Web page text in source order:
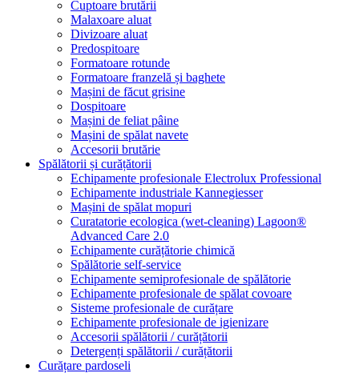
Cuptoare brutării
Malaxoare aluat
Divizoare aluat
Predospitoare
Formatoare rotunde
Formatoare franzelă și baghete
Mașini de făcut grisine
Dospitoare
Mașini de feliat pâine
Mașini de spălat navete
Accesorii brutărie
Spălătorii și curățătorii
Echipamente profesionale Electrolux Professional
Echipamente industriale Kannegiesser
Mașini de spălat mopuri
Curatatorie ecologica (wet-cleaning) Lagoon®
Advanced Care 2.0
Echipamente curățătorie chimică
Spălătorie self-service
Echipamente semiprofesionale de spălătorie
Echipamente profesionale de spălat covoare
Sisteme profesionale de curățare
Echipamente profesionale de igienizare
Accesorii spălătorii / curățătorii
Detergenți spălătorii / curățătorii
Curățare pardoseli